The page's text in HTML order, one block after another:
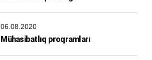
06.08.2020
Mühasibatlıq proqramları